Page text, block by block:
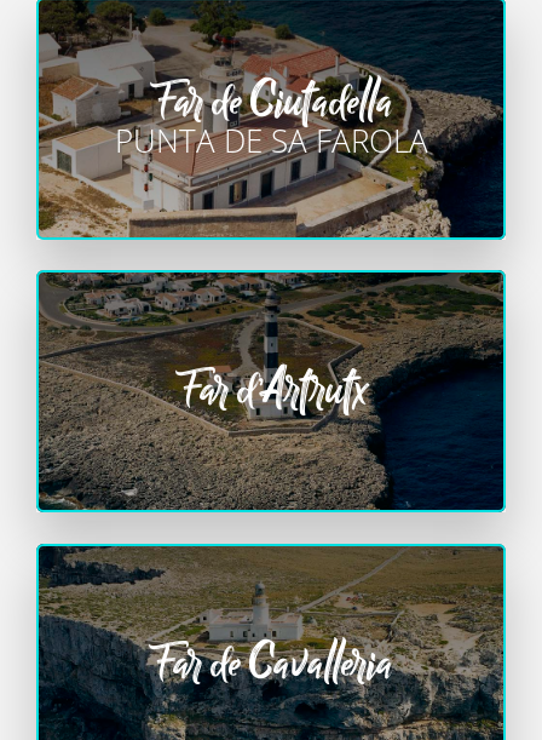
Far de Ciutadella
PUNTA DE SA FAROLA
Far d’Artrutx
Far de Cavalleria